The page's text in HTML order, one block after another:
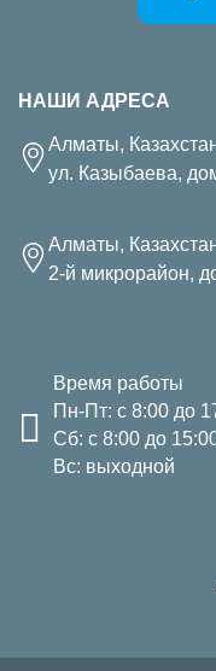
НАШИ АДРЕСА
Алматы,
ул. Казыбаева,
Алматы,
2-й микрорайон,
Время работы
Пн-Пт: с 8:00 до
Сб: с 8:00 до
Вс: выходной